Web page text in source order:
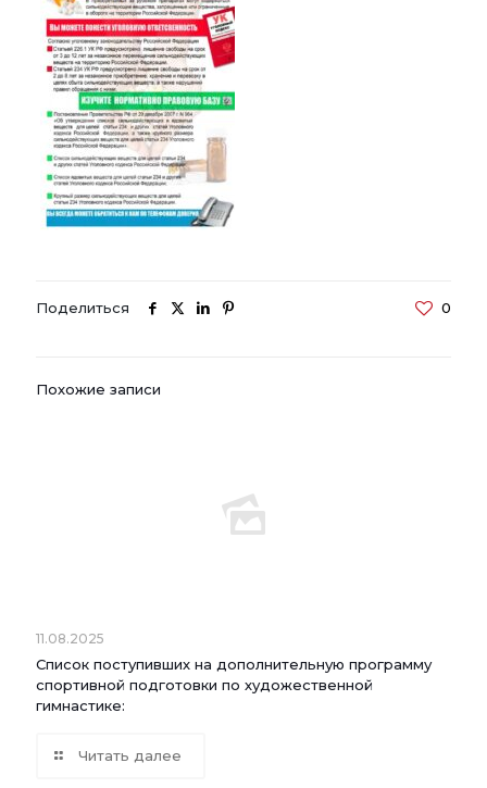
Поделиться 0
Похожие записи
11.08.2025
Список поступивших на дополнительную программу
спортивной подготовки по художественной
гимнастике:
Читать далее